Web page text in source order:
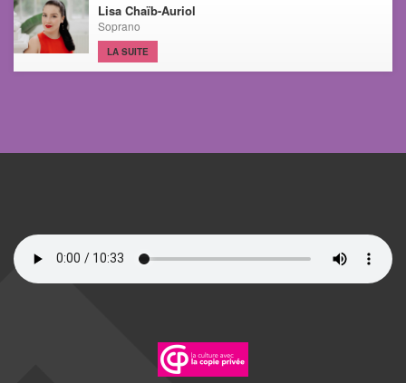
Lisa Chaïb-Auriol
Soprano
LA SUITE